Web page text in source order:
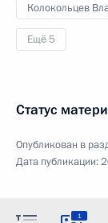
Колокольцев
Ещё 5
Статус
Опубликован в
Дата публикации:
1